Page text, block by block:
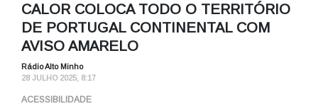
CALOR COLOCA TODO O TERRITÓRIO
DE PORTUGAL CONTINENTAL COM
AVISO AMARELO
Rádio Alto Minho
28 JULHO 2025, 8:17
ACESSIBILIDADE